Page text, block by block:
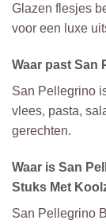
Glazen flesjes
voor een luxe
Waar past San
San Pellegrino
vlees, pasta,
gerechten.
Waar is San
Stuks Met
San Pellegrino